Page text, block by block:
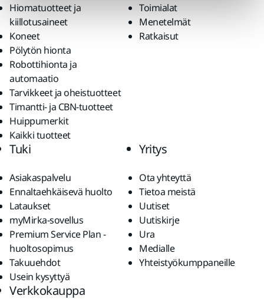
Hiomatuotteet ja
kiillotusaineet
Koneet
Pölytön hionta
Robottihionta ja
automaatio
Tarvikkeet ja oheistuotteet
Timantti- ja CBN-tuotteet
Huippumerkit
Kaikki tuotteet
Toimialat
Menetelmät
Ratkaisut
Tuki
Asiakaspalvelu
Ennaltaehkäisevä huolto
Lataukset
myMirka-sovellus
Premium Service Plan -
huoltosopimus
Takuuehdot
Usein kysyttyä
Yritys
Ota yhteyttä
Tietoa meistä
Uutiset
Uutiskirje
Ura
Medialle
Yhteistyökumppaneille
Verkkokauppa